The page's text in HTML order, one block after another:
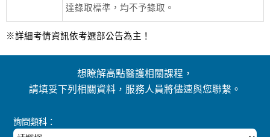
達錄取標準，均不予錄取。
※詳細考情資訊依考選部公告為主！
想瞭解高點醫護相關課程，
請填妥下列相關資料，服務人員將儘速與您聯繫。
詢問類科：